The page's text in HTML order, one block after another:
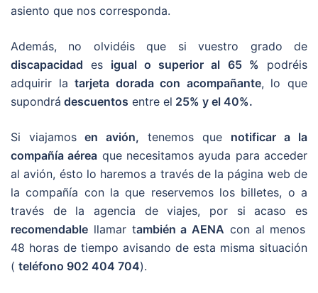
asiento que nos corresponda.
Además, no olvidéis que si vuestro grado de
discapacidad es igual o superior al 65 % podréis
adquirir latarjeta dorada con acompañante, lo que
supondrá descuentos entre el 25% y el 40%.
Si viajamos en avión, tenemos que notificar a la
compañía aérea que necesitamos ayuda para acceder
al avión, ésto lo haremos a través de la página web de
la compañía con la que reservemos los billetes, o a
través de la agencia de viajes, por si acaso es
recomendable llamar también a AENA con al menos
48 horas de tiempo avisando de esta misma situación
( teléfono 902 404 704).